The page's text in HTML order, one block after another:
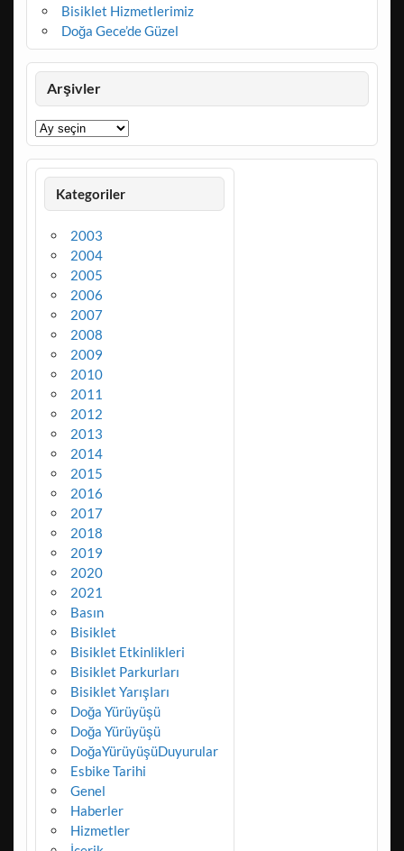
Bisiklet Hizmetlerimiz
Doğa Gece’de Güzel
Arşivler
Arşivler
Kategoriler
2003
2004
2005
2006
2007
2008
2009
2010
2011
2012
2013
2014
2015
2016
2017
2018
2019
2020
2021
Basın
Bisiklet
Bisiklet Etkinlikleri
Bisiklet Parkurları
Bisiklet Yarışları
Doğa Yürüyüşü
Doğa Yürüyüşü
DoğaYürüyüşüDuyurular
Esbike Tarihi
Genel
Haberler
Hizmetler